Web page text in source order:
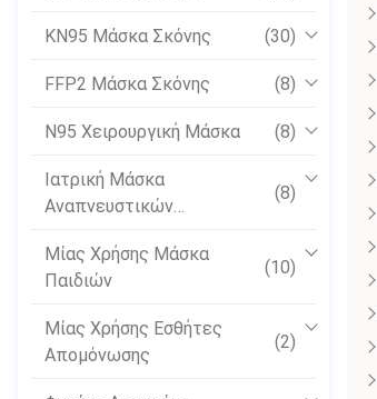
KN95 Μάσκα Σκόνης (30)
FFP2 Μάσκα Σκόνης (8)
N95 Χειρουργική Μάσκα (8)
Ιατρική Μάσκα
Αναπνευστικών
(8)
Μίας Χρήσης Μάσκα
Παιδιών
(10)
Μίας Χρήσης Εσθήτες
Απομόνωσης
(2)